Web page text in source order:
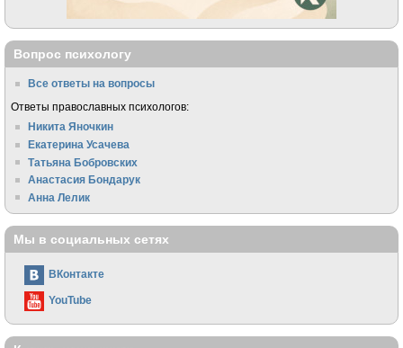
Вопрос психологу
Все ответы на вопросы
Ответы православных психологов:
Никита Яночкин
Екатерина Усачева
Татьяна Бобровских
Анастасия Бондарук
Анна Лелик
Мы в социальных сетях
ВКонтакте
YouTube